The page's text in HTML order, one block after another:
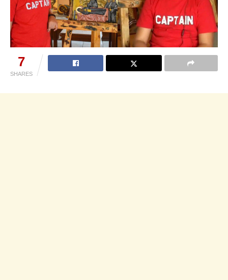
7
SHARES